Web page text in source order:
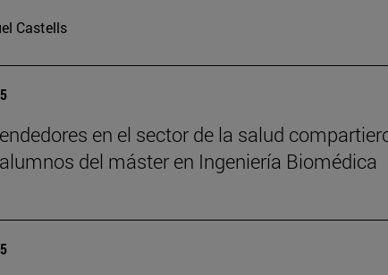
Castells
en el sector de la salud
del máster en Ingeniería Biomédica